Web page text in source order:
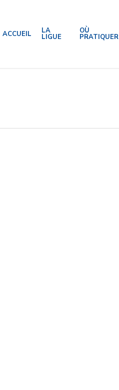
ACCUEIL LA
LIGUE
OÙ
PRATIQUER